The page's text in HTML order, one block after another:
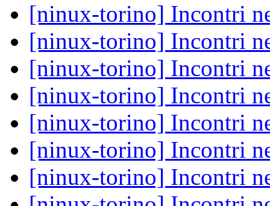
[ninux-torino] Incontri
[ninux-torino] Incontri
[ninux-torino] Incontri
[ninux-torino] Incontri
[ninux-torino] Incontri
[ninux-torino] Incontri
[ninux-torino] Incontri